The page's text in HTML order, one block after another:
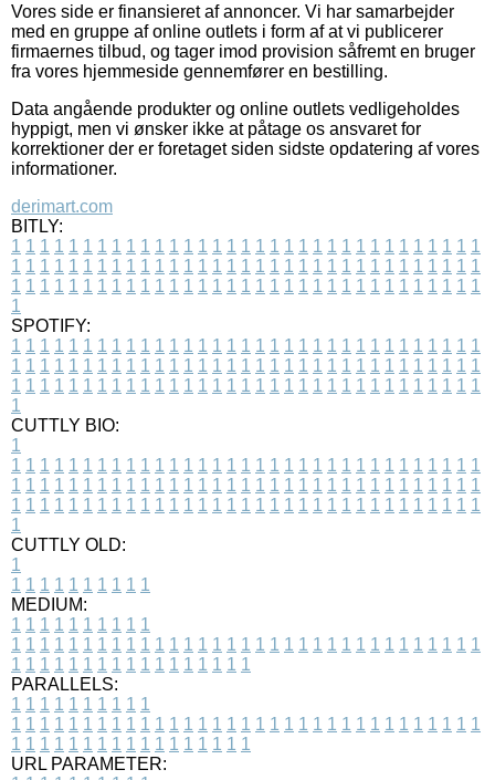
Vores side er finansieret af annoncer. Vi har samarbejder
med en gruppe af online outlets i form af at vi publicerer
firmaernes tilbud, og tager imod provision såfremt en bruger
fra vores hjemmeside gennemfører en bestilling.
Data angående produkter og online outlets vedligeholdes
hyppigt, men vi ønsker ikke at påtage os ansvaret for
korrektioner der er foretaget siden sidste opdatering af vores
informationer.
derimart.com
BITLY:
1 1 1 1 1 1 1 1 1 1 1 1 1 1 1 1 1 1 1 1 1 1 1 1 1 1 1 1 1 1 1 1 1
1 1 1 1 1 1 1 1 1 1 1 1 1 1 1 1 1 1 1 1 1 1 1 1 1 1 1 1 1 1 1 1 1
1 1 1 1 1 1 1 1 1 1 1 1 1 1 1 1 1 1 1 1 1 1 1 1 1 1 1 1 1 1 1 1 1
1
SPOTIFY:
1 1 1 1 1 1 1 1 1 1 1 1 1 1 1 1 1 1 1 1 1 1 1 1 1 1 1 1 1 1 1 1 1
1 1 1 1 1 1 1 1 1 1 1 1 1 1 1 1 1 1 1 1 1 1 1 1 1 1 1 1 1 1 1 1 1
1 1 1 1 1 1 1 1 1 1 1 1 1 1 1 1 1 1 1 1 1 1 1 1 1 1 1 1 1 1 1 1 1
1
CUTTLY BIO:
1
1 1 1 1 1 1 1 1 1 1 1 1 1 1 1 1 1 1 1 1 1 1 1 1 1 1 1 1 1 1 1 1 1
1 1 1 1 1 1 1 1 1 1 1 1 1 1 1 1 1 1 1 1 1 1 1 1 1 1 1 1 1 1 1 1 1
1 1 1 1 1 1 1 1 1 1 1 1 1 1 1 1 1 1 1 1 1 1 1 1 1 1 1 1 1 1 1 1 1
1
CUTTLY OLD:
1
1 1 1 1 1 1 1 1 1 1
MEDIUM:
1 1 1 1 1 1 1 1 1 1
1 1 1 1 1 1 1 1 1 1 1 1 1 1 1 1 1 1 1 1 1 1 1 1 1 1 1 1 1 1 1 1 1
1 1 1 1 1 1 1 1 1 1 1 1 1 1 1 1 1
PARALLELS:
1 1 1 1 1 1 1 1 1 1
1 1 1 1 1 1 1 1 1 1 1 1 1 1 1 1 1 1 1 1 1 1 1 1 1 1 1 1 1 1 1 1 1
1 1 1 1 1 1 1 1 1 1 1 1 1 1 1 1 1
URL PARAMETER: